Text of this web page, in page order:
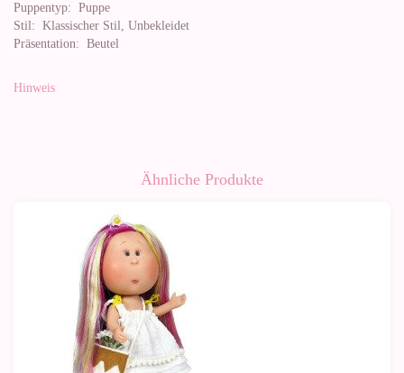
Puppentyp: Puppe
Stil: Klassischer Stil, Unbekleidet
Präsentation: Beutel
Hinweis
Ähnliche Produkte